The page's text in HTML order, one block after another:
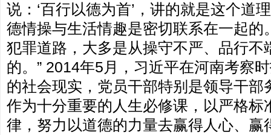
说：‘百行以德为首’，讲的就是这个道
德情操与生活情趣是密切联系在一起的
犯罪道路，大多是从操守不严、品行不
的。” 2014年5月，习近平在河南考察
的社会现实，党员干部特别是领导干部
作为十分重要的人生必修课，以严格标
律，努力以道德的力量去赢得人心、赢